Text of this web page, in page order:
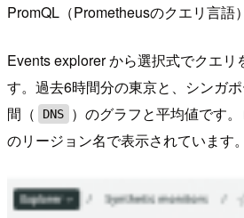
PromQL（Prometheusのクエリ言語
Events explorer から選択式でクエリ
す。過去6時間分の東京と、シンガ
間（
DNS
）のグラフと平均値です
のリージョン名で表示されています。